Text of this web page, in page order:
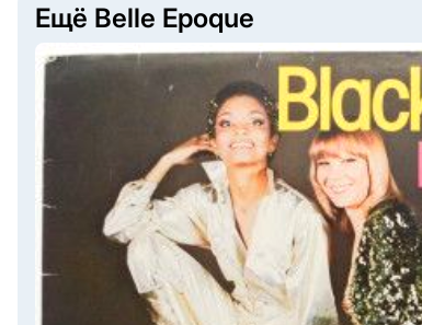
Ещё Belle Epoque